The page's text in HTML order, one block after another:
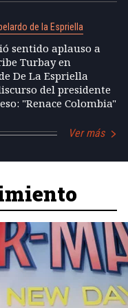
de la Espriella
sentido aplauso a
Turbay en
De La Espriella
del presidente
"Renace Colombia"
Ver más